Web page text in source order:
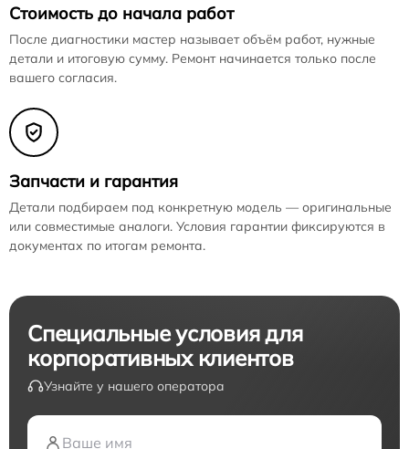
Стоимость до начала работ
После диагностики мастер называет объём работ, нужные
детали и итоговую сумму. Ремонт начинается только после
вашего согласия.
Запчасти и гарантия
Детали подбираем под конкретную модель — оригинальные
или совместимые аналоги. Условия гарантии фиксируются в
документах по итогам ремонта.
Специальные условия для
корпоративных клиентов
Узнайте у нашего оператора